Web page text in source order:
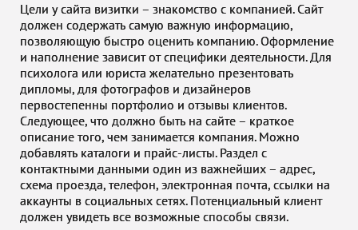
Цели у сайта визитки – знакомство с компанией. Сайт
должен содержать самую важную информацию,
позволяющую быстро оценить компанию. Оформление
и наполнение зависит от специфики деятельности. Для
психолога или юриста желательно презентовать
дипломы, для фотографов и дизайнеров
первостепенны портфолио и отзывы клиентов.
Следующее, что должно быть на сайте – краткое
описание того, чем занимается компания. Можно
добавлять каталоги и прайс-листы. Раздел с
контактными данными один из важнейших – адрес,
схема проезда, телефон, электронная почта, ссылки на
аккаунты в социальных сетях. Потенциальный клиент
должен увидеть все возможные способы связи.